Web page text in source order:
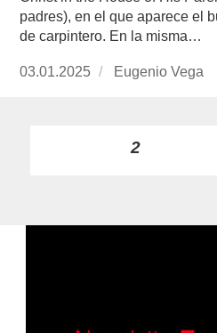
padres), en el que aparece el
de carpintero. En la misma…
Publicado
03.01.2025 https://
Eugenio Vega
Paginación
entradas
PÁGINA2